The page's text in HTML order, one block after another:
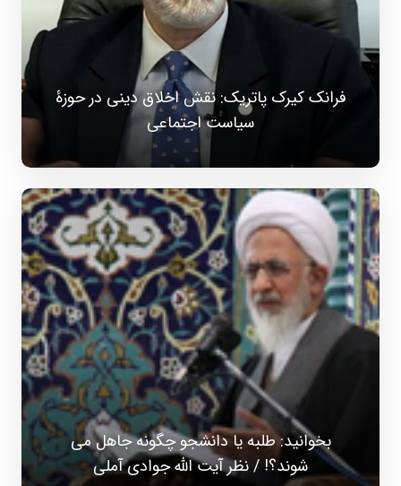
فرانک کیرک‌ پاتریک: نقش اخلاق دینی در حوزۀ
سیاست اجتماعی
بخوانید: طلبه یا دانشجو چگونه جاهل می
شوند؟! / نظر آیت الله جوادی آملی